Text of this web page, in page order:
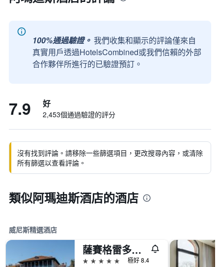
100%通過驗證。 我們收集和顯示的評論僅來自
真實用戶透過HotelsCombined或我們信賴的外部
合作夥伴所進行的已驗證預訂。
7.9 好
2,453個通過驗證的評分
沒有找到評論。請移除一些篩選項目，更改搜尋內容，或清除
所有篩選以查看評論。
類似阿瑪迪斯酒店的酒店
威尼斯精選酒店
薩賽格雷多酒店
5星級
極好 8.4